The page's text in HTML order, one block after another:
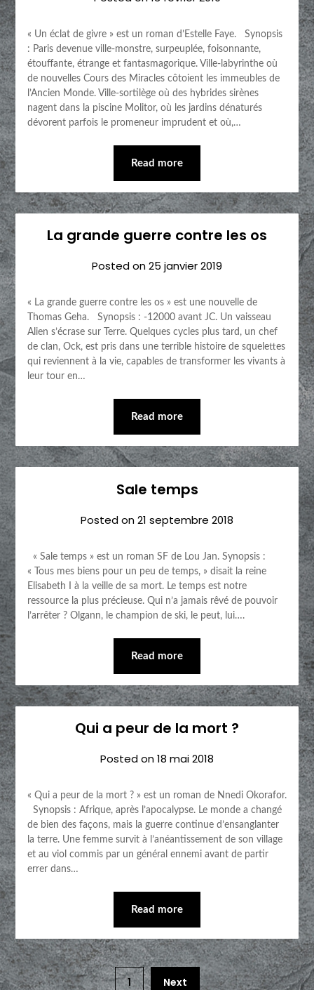
« Un éclat de givre » est un roman d’Estelle Faye. Synopsis
: Paris devenue ville-monstre, surpeuplée, foisonnante,
étouffante, étrange et fantasmagorique. Ville-labyrinthe où
de nouvelles Cours des Miracles côtoient les immeubles de
l’Ancien Monde. Ville-sortilège où des hybrides sirènes
nagent dans la piscine Molitor, où les jardins dénaturés
dévorent parfois le promeneur imprudent et où,…
Read more
La grande guerre contre les os
Posted on25 janvier 2019
« La grande guerre contre les os » est une nouvelle de
Thomas Geha. Synopsis : -12000 avant JC. Un vaisseau
Alien s’écrase sur Terre. Quelques cycles plus tard, un chef
de clan, Ock, est pris dans une terrible histoire de squelettes
qui reviennent à la vie, capables de transformer les vivants à
leur tour en…
Read more
Sale temps
Posted on21 septembre 2018
« Sale temps » est un roman SF de Lou Jan. Synopsis :
« Tous mes biens pour un peu de temps, » disait la reine
Elisabeth I à la veille de sa mort. Le temps est notre
ressource la plus précieuse. Qui n’a jamais rêvé de pouvoir
l’arrêter ? Olgann, le champion de ski, le peut, lui….
Read more
Qui a peur de la mort ?
Posted on18 mai 2018
« Qui a peur de la mort ? » est un roman de Nnedi Okorafor.
Synopsis : Afrique, après l’apocalypse. Le monde a changé
de bien des façons, mais la guerre continue d’ensanglanter
la terre. Une femme survit à l’anéantissement de son village
et au viol commis par un général ennemi avant de partir
errer dans…
Read more
1 Next